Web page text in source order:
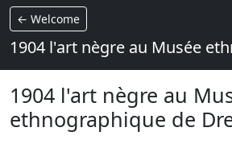
← Welcome
1904 l'art nègre au Musée
1904 l'art nègre au
ethnographique de